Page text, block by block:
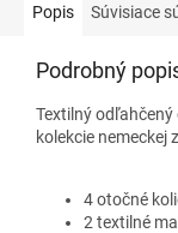
Popis Súvisiace
Podrobný
Textilný odľahčený
kolekcie nemeckej
4 otočné
2 textilné